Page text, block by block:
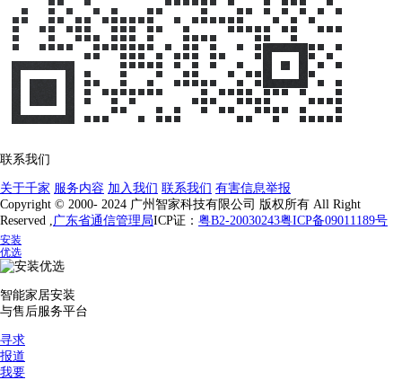
联系我们
关于千家 服务内容 加入我们 联系我们 有害信息举报
Copyright © 2000- 2024 广州智家科技有限公司 版权所有 All Right
Reserved ,
广东省通信管理局ICP证： 粤B2-20030243粤ICP备09011189号
安装
优选
智能家居安装
与售后服务平台
寻求
报道
我要